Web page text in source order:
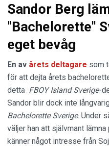
Sandor Berg
"Bachelorette"
eget bevåg
En av årets deltagare som
för att dejta årets
detta FBOY Island Sverige-
Sandor blir dock inte
Bachelorette Sverige. Under
väljer han att självmant
känner något intresse från